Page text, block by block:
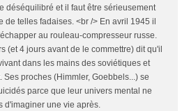
déséquilibré et il faut être sérieusement
de telles fadaises. <br /> En avril 1945 il
au rouleau-compresseur russe.
(et 4 jours avant de le commettre) dit qu'il
dans les mains des soviétiques et
Ses proches (Himmler, Goebbels...) se
parce que leur univers mental ne
d'imaginer une vie après.